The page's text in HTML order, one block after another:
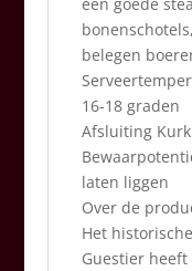
belegen
16-18 graden
Afsluiting Kurk
laten liggen
Over de
Het
Guestier